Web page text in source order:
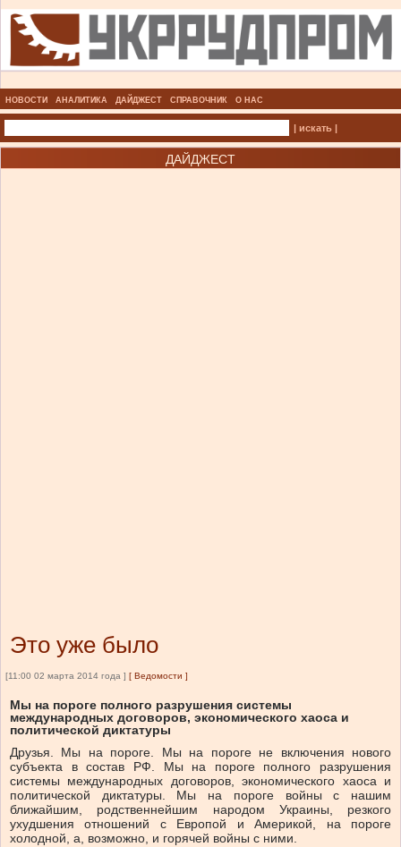
НОВОСТИ АНАЛИТИКА ДАЙДЖЕСТ СПРАВОЧНИК О НАС
| искать |
ДАЙДЖЕСТ
Это уже было
[11:00 02 марта 2014 года ] [ Ведомости ]
Мы на пороге полного разрушения системы
международных договоров, экономического хаоса и
политической диктатуры
Друзья. Мы на пороге. Мы на пороге не включения нового
субъекта в состав РФ. Мы на пороге полного разрушения
системы международных договоров, экономического хаоса и
политической диктатуры. Мы на пороге войны с нашим
ближайшим, родственнейшим народом Украины, резкого
ухудшения отношений с Европой и Америкой, на пороге
холодной, а, возможно, и горячей войны с ними.